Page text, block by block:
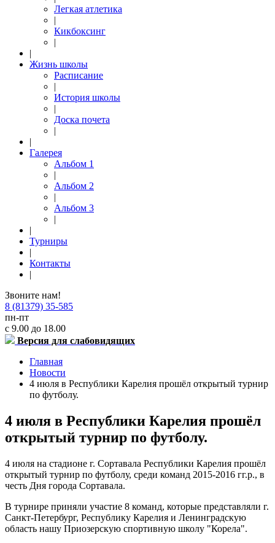
Легкая атлетика
|
Кикбоксинг
|
|
Жизнь школы
Расписание
|
История школы
|
Доска почета
|
|
Галерея
Альбом 1
|
Альбом 2
|
Альбом 3
|
|
Турниры
|
Контакты
|
Звоните нам!
8 (81379) 35-585
пн-пт
с 9.00 до 18.00
Версия для слабовидящих
Главная
Новости
4 июля в Республики Карелия прошёл открытый турнир
по футболу.
4 июля в Республики Карелия прошёл
открытый турнир по футболу.
4 июля на стадионе г. Сортавала Республики Карелия прошёл
открытый турнир по футболу, среди команд 2015-2016 гг.р., в
честь Дня города Сортавала.
В турнире приняли участие 8 команд, которые представляли г.
Санкт-Петербург, Республику Карелия и Ленинградскую
область нашу Приозерскую спортивную школу "Корела".